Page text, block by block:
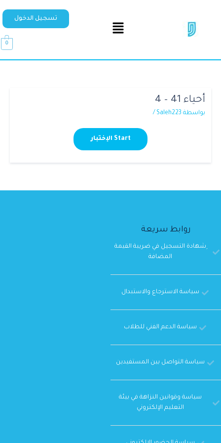
تسجيل الدخول
0
أحياء 41 – 4
بواسطة Saleh223
/
روابط سريعة
ِشهادة التسجيل في ضريبة القيمة
المضافة
سياسة الاسترجاع والاستبدال
سياسة الدعم الفني للطلاب
سياسة التواصل بين المستفيدين
سياسة وقوانين النزاهة في بيئة
التعليم الإلكتروني